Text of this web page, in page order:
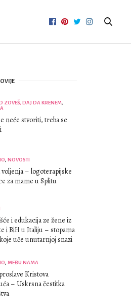
ZOVEŠ, DAJ DA KRENEM,
neće stvoriti, treba se
, NOVOSTI
voljenja – logoterapijske
za mame u Splitu
i edukacija ze žene iz
i BiH u Italiju – stopama
uče unutarnjoj snazi
, MEĐU NAMA
Kristova
– Uskrsna čestitka